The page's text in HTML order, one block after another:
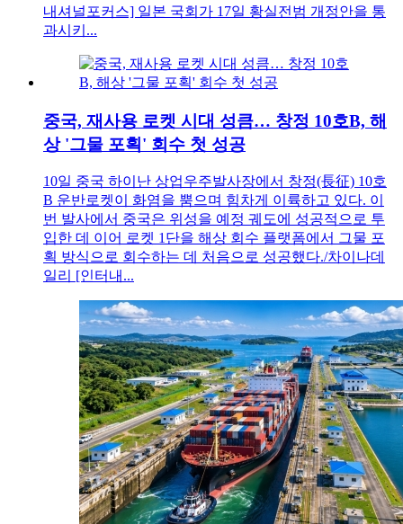
내셔널포커스] 일본 국회가 17일 황실전범 개정안을 통
과시키...
중국, 재사용 로켓 시대 성큼… 창정 10호B, 해
상 '그물 포획' 회수 첫 성공
10일 중국 하이난 상업우주발사장에서 창정(長征) 10호
B 운반로켓이 화염을 뿜으며 힘차게 이륙하고 있다. 이
번 발사에서 중국은 위성을 예정 궤도에 성공적으로 투
입한 데 이어 로켓 1단을 해상 회수 플랫폼에서 그물 포
획 방식으로 회수하는 데 처음으로 성공했다./차이나데
일리 [인터내...